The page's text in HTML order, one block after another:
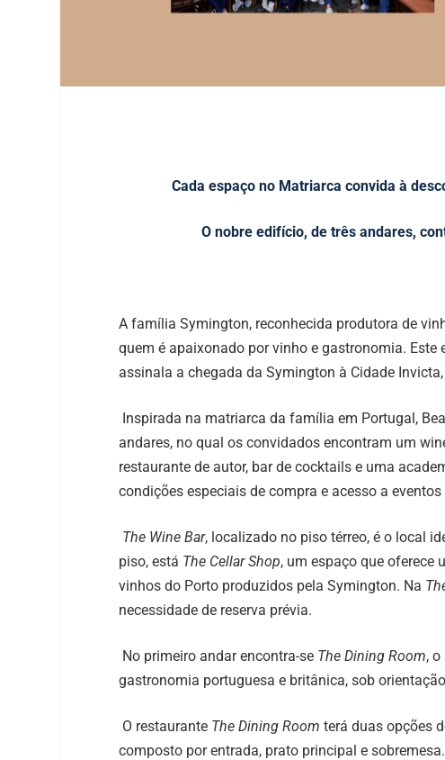
Cada espaço no Matriarca convida à
O nobre edifício, de três andares,
A família Symington, reconhecida produtora de
quem é apaixonado por vinho e gastronomia. Este
assinala a chegada da Symington à Cidade
Inspirada na matriarca da família em Portugal,
andares, no qual os convidados encontram um
restaurante de autor, bar de cocktails e uma
condições especiais de compra e acesso a
The Wine Bar, localizado no piso térreo, é o local
piso, está The Cellar Shop, um espaço que oferece
vinhos do Porto produzidos pela Symington. Na
necessidade de reserva prévia.
No primeiro andar encontra-se The Dining Room,
gastronomia portuguesa e britânica, sob
O restaurante The Dining Room terá duas opções
composto por entrada, prato principal e